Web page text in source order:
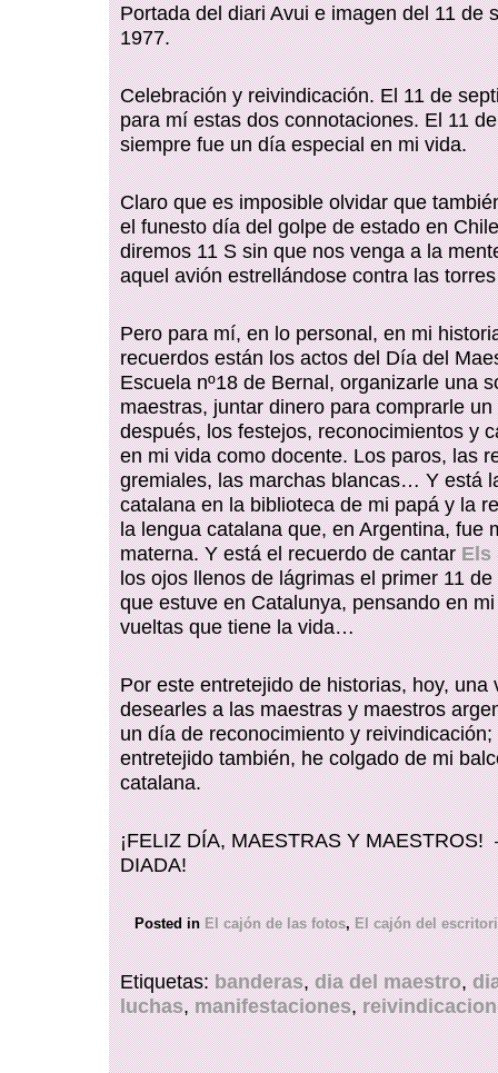
Portada del diari Avui e imagen del 11 de
1977.
Celebración y reivindicación. El 11 de
para mí estas dos connotaciones. El 11
siempre fue un día especial en mi vida.
Claro que es imposible olvidar que
el funesto día del golpe de estado en
diremos 11 S sin que nos venga a la
aquel avión estrellándose contra las
Pero para mí, en lo personal, en mi
recuerdos están los actos del Día del
Escuela nº18 de Bernal, organizarle una
maestras, juntar dinero para comprarle un
después, los festejos, reconocimientos y
en mi vida como docente. Los paros, las
gremiales, las marchas blancas… Y está
catalana en la biblioteca de mi papá y la
la lengua catalana que, en Argentina, fue
materna. Y está el recuerdo de cantarEls
los ojos llenos de lágrimas el primer 11
que estuve en Catalunya, pensando en
vueltas que tiene la vida…
Por este entretejido de historias, hoy, una
desearles a las maestras y maestros
un día de reconocimiento y reivindicación;
entretejido también, he colgado de mi
catalana.
¡FELIZ DÍA, MAESTRAS Y
DIADA!
Posted inEl cajón de las fotos,El cajón del
Etiquetas:banderas,dia del maestro,
luchas,manifestaciones,